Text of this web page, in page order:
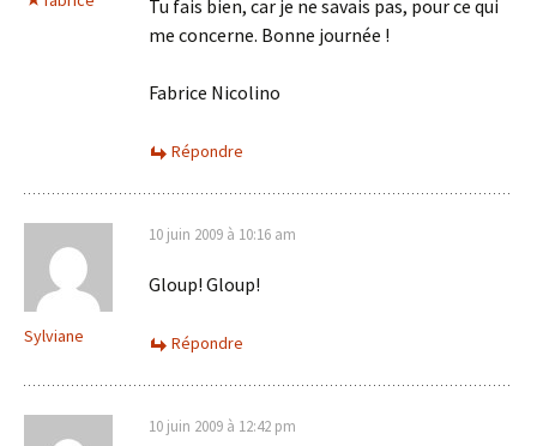
Tu fais bien, car je ne savais pas, pour ce qui
me concerne. Bonne journée !
Fabrice Nicolino
Répondre
Sylviane
10 juin 2009 à 10:16 am
Gloup! Gloup!
Répondre
10 juin 2009 à 12:42 pm